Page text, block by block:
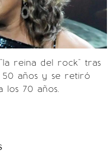
reina del rock" tras
años y se retiró
los 70 años.